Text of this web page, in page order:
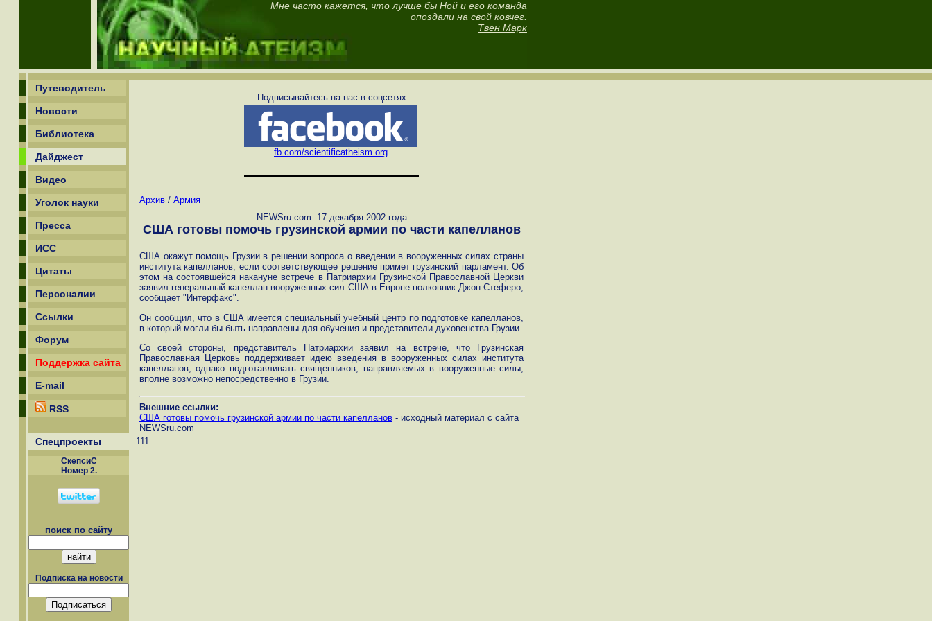
Мне часто кажется, что лучше бы Ной и его команда
опоздали на свой ковчег.
Твен Марк
Путеводитель
Новости
Библиотека
Дайджест
Видео
Уголок науки
Пресса
ИСС
Цитаты
Персоналии
Ссылки
Форум
Поддержка сайта
E-mail
RSS
Спецпроекты
СкепсиС
Номер 2.
поиск по сайту
Подписка на новости
Подписывайтесь на нас в соцсетях
fb.com/scientificatheism.org
Архив / Армия
NEWSru.com: 17 декабря 2002 года
США готовы помочь грузинской армии по части капелланов
США окажут помощь Грузии в решении вопроса о введении в вооруженных силах страны
института капелланов, если соответствующее решение примет грузинский парламент. Об
этом на состоявшейся накануне встрече в Патриархии Грузинской Православной Церкви
заявил генеральный капеллан вооруженных сил США в Европе полковник Джон Стеферо,
сообщает "Интерфакс".
Он сообщил, что в США имеется специальный учебный центр по подготовке капелланов,
в который могли бы быть направлены для обучения и представители духовенства Грузии.
Со своей стороны, представитель Патриархии заявил на встрече, что Грузинская
Православная Церковь поддерживает идею введения в вооруженных силах института
капелланов, однако подготавливать священников, направляемых в вооруженные силы,
вполне возможно непосредственно в Грузии.
Внешние ссылки:
США готовы помочь грузинской армии по части капелланов - исходный материал с сайта
NEWSru.com
111